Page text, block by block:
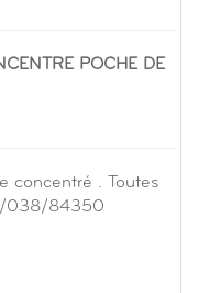
POCHE DE
concentré . Toutes
038/84350